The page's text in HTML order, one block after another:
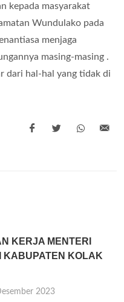
kepada masyarakat
Wundulako pada
menjaga
masing-masing .
dari hal-hal yang tidak di
KERJA MENTERI
KABUPATEN KOLAK
2023